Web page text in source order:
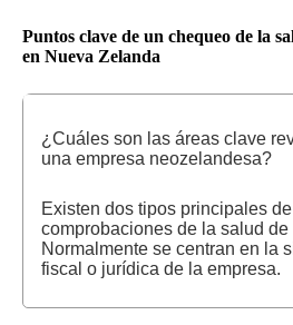
Puntos clave de un chequeo de la
en Nueva Zelanda
¿Cuáles son las áreas clave
una empresa neozelandesa?
Existen dos tipos principales de
comprobaciones de la salud de
Normalmente se centran en la
fiscal o jurídica de la empresa.